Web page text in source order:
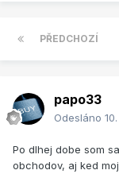
PŘEDCHOZÍ
papo33
Odesláno
Po dlhej dobe som
obchodov, aj ked